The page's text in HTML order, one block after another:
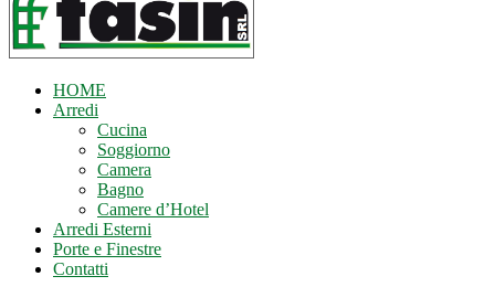
HOME
Arredi
Cucina
Soggiorno
Camera
Bagno
Camere d’Hotel
Arredi Esterni
Porte e Finestre
Contatti